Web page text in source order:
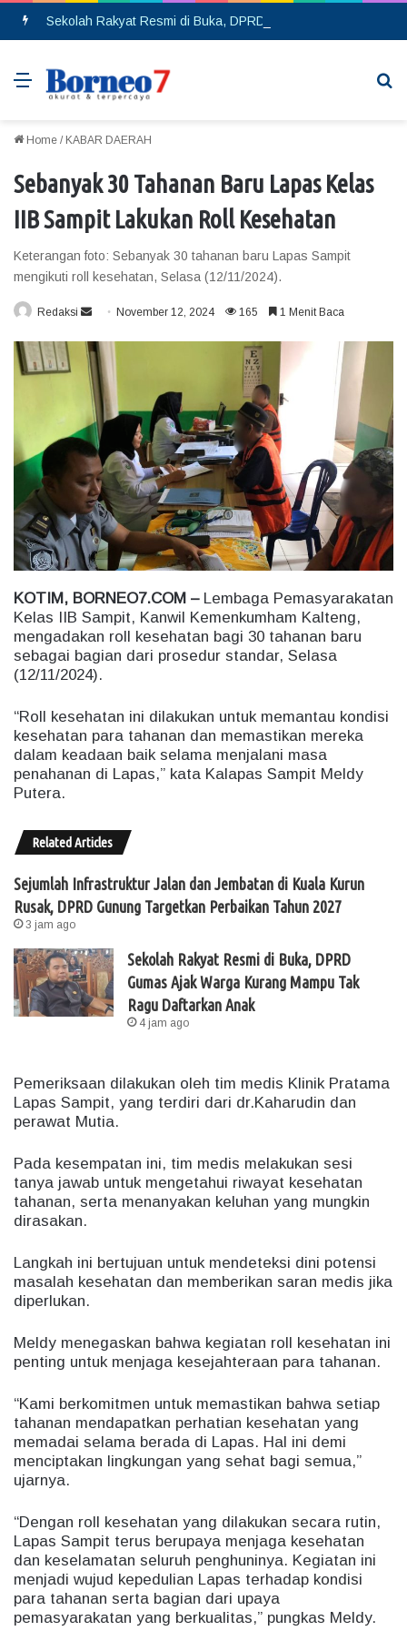
Menu
Home / KABAR DAERAH
Sebanyak 30 Tahanan Baru Lapas Kelas
IIB Sampit Lakukan Roll Kesehatan
Keterangan foto: Sebanyak 30 tahanan baru Lapas Sampit
mengikuti roll kesehatan, Selasa (12/11/2024).
Redaksi
n
d
a
n
e
m
a
i
l
November 12, 2024 165 1 Menit Baca
KOTIM, BORNEO7.COM –Lembaga Pemasyarakatan
Kelas IIB Sampit, Kanwil Kemenkumham Kalteng,
mengadakan roll kesehatan bagi 30 tahanan baru
sebagai bagian dari prosedur standar, Selasa
(12/11/2024).
“Roll kesehatan ini dilakukan untuk memantau kondisi
kesehatan para tahanan dan memastikan mereka
dalam keadaan baik selama menjalani masa
penahanan di Lapas,” kata Kalapas Sampit Meldy
Putera.
Related Articles
Sejumlah Infrastruktur Jalan dan Jembatan di Kuala Kurun
Rusak, DPRD Gunung Targetkan Perbaikan Tahun 2027
3 jam ago
Sekolah Rakyat Resmi di Buka, DPRD
Gumas Ajak Warga Kurang Mampu Tak
Ragu Daftarkan Anak
4 jam ago
Pemeriksaan dilakukan oleh tim medis Klinik Pratama
Lapas Sampit, yang terdiri dari dr.Kaharudin dan
perawat Mutia.
Pada kesempatan ini, tim medis melakukan sesi
tanya jawab untuk mengetahui riwayat kesehatan
tahanan, serta menanyakan keluhan yang mungkin
dirasakan.
Langkah ini bertujuan untuk mendeteksi dini potensi
masalah kesehatan dan memberikan saran medis jika
diperlukan.
Meldy menegaskan bahwa kegiatan roll kesehatan ini
penting untuk menjaga kesejahteraan para tahanan.
“Kami berkomitmen untuk memastikan bahwa setiap
tahanan mendapatkan perhatian kesehatan yang
memadai selama berada di Lapas. Hal ini demi
menciptakan lingkungan yang sehat bagi semua,”
ujarnya.
“Dengan roll kesehatan yang dilakukan secara rutin,
Lapas Sampit terus berupaya menjaga kesehatan
dan keselamatan seluruh penghuninya. Kegiatan ini
menjadi wujud kepedulian Lapas terhadap kondisi
para tahanan serta bagian dari upaya
pemasyarakatan yang berkualitas,” pungkas Meldy.